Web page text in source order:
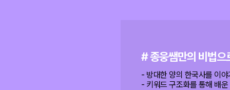
# 종웅쌤만의 비법으
- 방대한 양의 한국사를 이
- 키워드 구조화를 통해 배